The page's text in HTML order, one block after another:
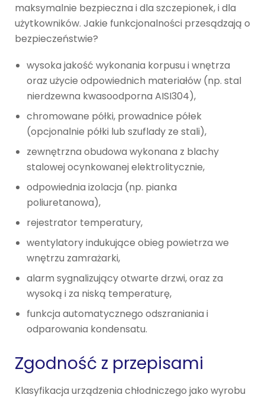
maksymalnie bezpieczna i dla szczepionek, i dla
użytkowników. Jakie funkcjonalności przesądzają o
bezpieczeństwie?
wysoka jakość wykonania korpusu i wnętrza
oraz użycie odpowiednich materiałów (np. stal
nierdzewna kwasoodporna AISI304),
chromowane półki, prowadnice półek
(opcjonalnie półki lub szuflady ze stali),
zewnętrzna obudowa wykonana z blachy
stalowej ocynkowanej elektrolitycznie,
odpowiednia izolacja (np. pianka
poliuretanowa),
rejestrator temperatury,
wentylatory indukujące obieg powietrza we
wnętrzu zamrażarki,
alarm sygnalizujący otwarte drzwi, oraz za
wysoką i za niską temperaturę,
funkcja automatycznego odszraniania i
odparowania kondensatu.
Zgodność z przepisami
Klasyfikacja urządzenia chłodniczego jako wyrobu